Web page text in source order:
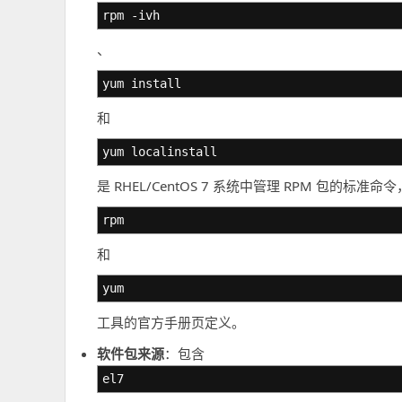
rpm -ivh
、
yum install
和
yum localinstall
是 RHEL/CentOS 7 系统中管理 RPM 包的标准命
rpm
和
yum
工具的官方手册页定义。
软件包来源：包含
el7